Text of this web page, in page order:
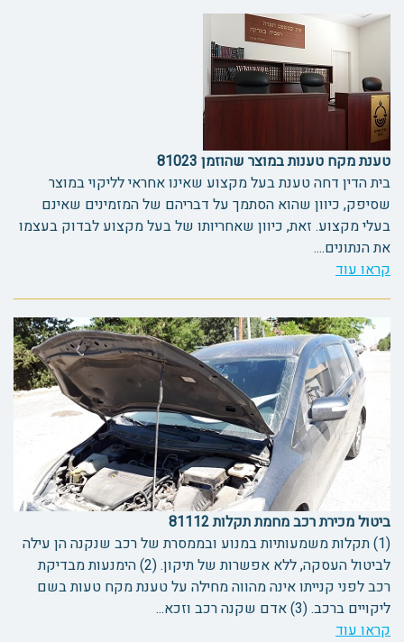
טענת מקח טענות במוצר שהוזמן 81023
בית הדין דחה טענת בעל מקצוע שאינו אחראי לליקוי במוצר
שסיפק, כיוון שהוא הסתמך על דבריהם של המזמינים שאינם
בעלי מקצוע. זאת, כיוון שאחריותו של בעל מקצוע לבדוק בעצמו
את הנתונים....
קראו עוד
ביטול מכירת רכב מחמת תקלות 81112
(1) תקלות משמעותיות במנוע ובממסרת של רכב שנקנה הן עילה
לביטול העסקה, ללא אפשרות של תיקון. (2) הימנעות מבדיקת
רכב לפני קנייתו אינה מהווה מחילה על טענת מקח טעות בשם
ליקויים ברכב. (3) אדם שקנה רכב וזכא...
קראו עוד